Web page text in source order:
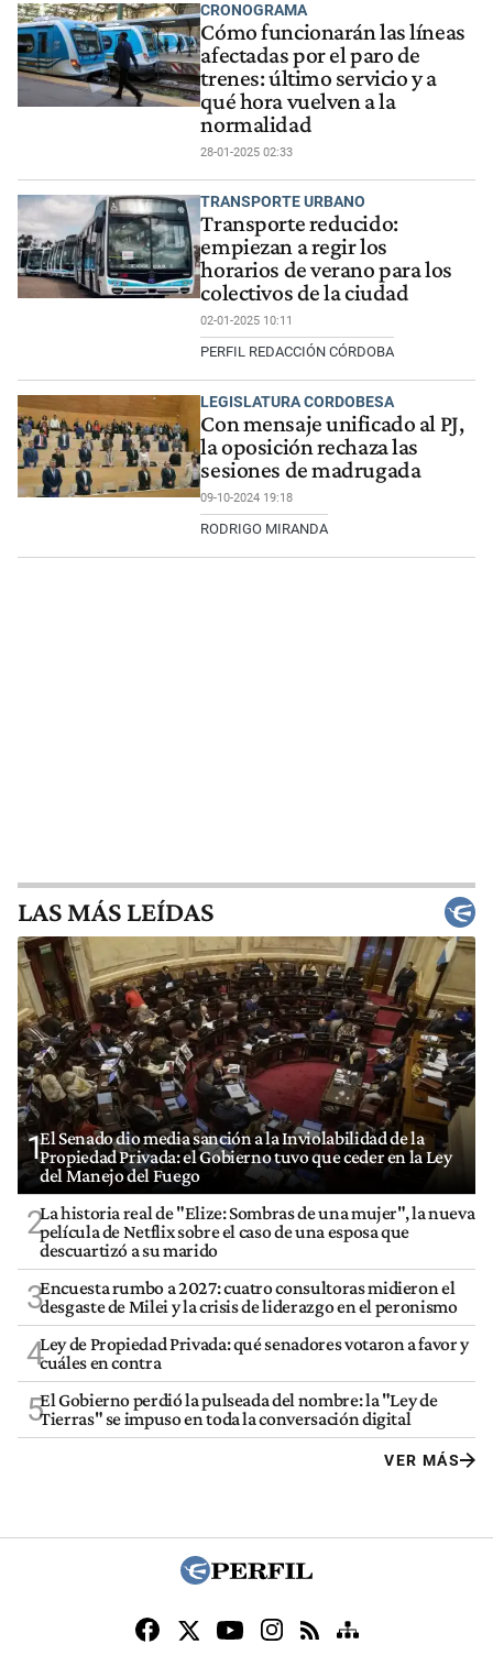
CRONOGRAMA
Cómo funcionarán las líneas
afectadas por el paro de
trenes: último servicio y a
qué hora vuelven a la
normalidad
28-01-2025 02:33
TRANSPORTE URBANO
Transporte reducido:
empiezan a regir los
horarios de verano para los
colectivos de la ciudad
02-01-2025 10:11
PERFIL REDACCIÓN CÓRDOBA
LEGISLATURA CORDOBESA
Con mensaje unificado al PJ,
la oposición rechaza las
sesiones de madrugada
09-10-2024 19:18
RODRIGO MIRANDA
LAS MÁS LEÍDAS
1El Senado dio media sanción a la Inviolabilidad de la
Propiedad Privada: el Gobierno tuvo que ceder en la Ley
del Manejo del Fuego
2La historia real de "Elize: Sombras de una mujer", la nueva
película de Netflix sobre el caso de una esposa que
descuartizó a su marido
3Encuesta rumbo a 2027: cuatro consultoras midieron el
desgaste de Milei y la crisis de liderazgo en el peronismo
4Ley de Propiedad Privada: qué senadores votaron a favor y
cuáles en contra
5El Gobierno perdió la pulseada del nombre: la "Ley de
Tierras" se impuso en toda la conversación digital
VER MÁS